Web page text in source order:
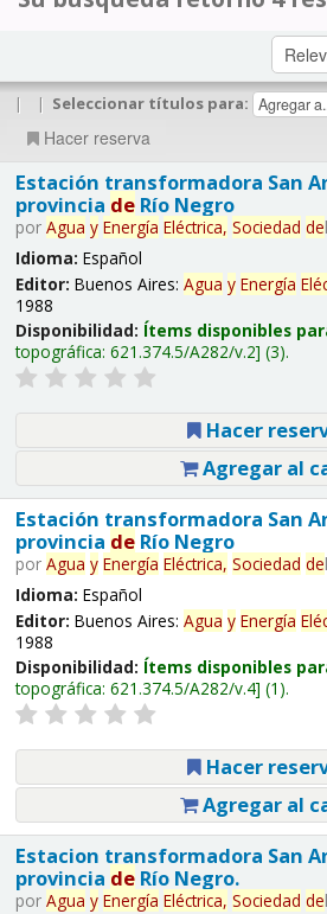
| | Seleccionar títulos para:
Hacer reserva
Estación transformadora San
provincia deRío Negro
por Agua y Energía Eléctrica, Sociedad del
Idioma: Español
Editor: Buenos Aires: Agua y Energía
1988
Disponibilidad: Ítems disponibles
topográfica: 621.374.5/A282/v.2 (3).
Hacer
Agregar al
Estación transformadora San
provincia deRío Negro
por Agua y Energía Eléctrica, Sociedad del
Idioma: Español
Editor: Buenos Aires: Agua y Energía
1988
Disponibilidad: Ítems disponibles
topográfica: 621.374.5/A282/v.4 (1).
Hacer
Agregar al
Estacion transformadora San
provincia deRío Negro.
por Agua y Energía Eléctrica, Sociedad del